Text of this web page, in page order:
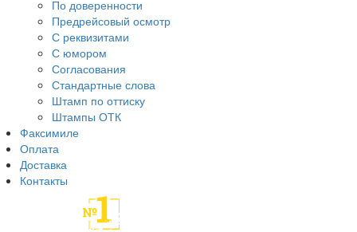
По доверенности
Предрейсовый осмотр
С реквизитами
С юмором
Согласования
Стандартные слова
Штамп по оттиску
Штампы ОТК
Факсимиле
Оплата
Доставка
Контакты